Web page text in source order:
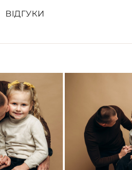
ВІДГУКИ